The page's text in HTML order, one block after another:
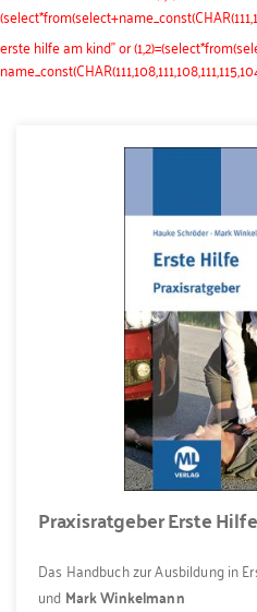
erste hilfe am kind" or
Praxisratgeber Erste Hilfe
Das Handbuch zur Ausbildung in
und Mark Winkelmann